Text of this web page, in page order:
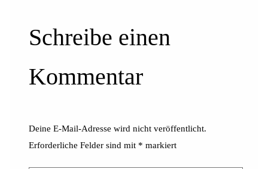
Schreibe einen
Kommentar
Deine E-Mail-Adresse wird nicht veröffentlicht.
Erforderliche Felder sind mit * markiert